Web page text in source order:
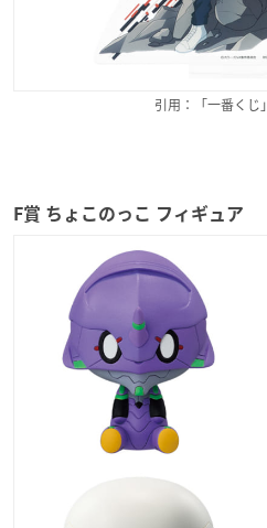
引用：「一番くじ」
F賞 ちょこのっこ フィギュア